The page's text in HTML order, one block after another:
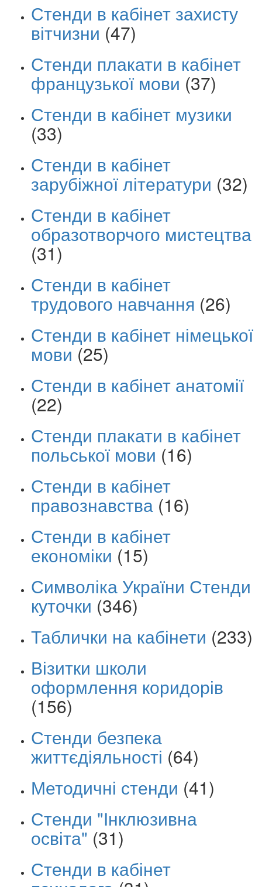
Стенди в кабінет захисту
вітчизни (47)
Стенди плакати в кабінет
французької мови (37)
Стенди в кабінет музики
(33)
Стенди в кабінет
зарубіжної літератури (32)
Стенди в кабінет
образотворчого мистецтва
(31)
Стенди в кабінет
трудового навчання (26)
Стенди в кабінет німецької
мови (25)
Стенди в кабінет анатомії
(22)
Стенди плакати в кабінет
польської мови (16)
Стенди в кабінет
правознавства (16)
Стенди в кабінет
економіки (15)
Символіка України Стенди
куточки (346)
Таблички на кабінети (233)
Візитки школи
оформлення коридорів
(156)
Стенди безпека
життєдіяльності (64)
Методичні стенди (41)
Стенди "Інклюзивна
освіта" (31)
Стенди в кабінет